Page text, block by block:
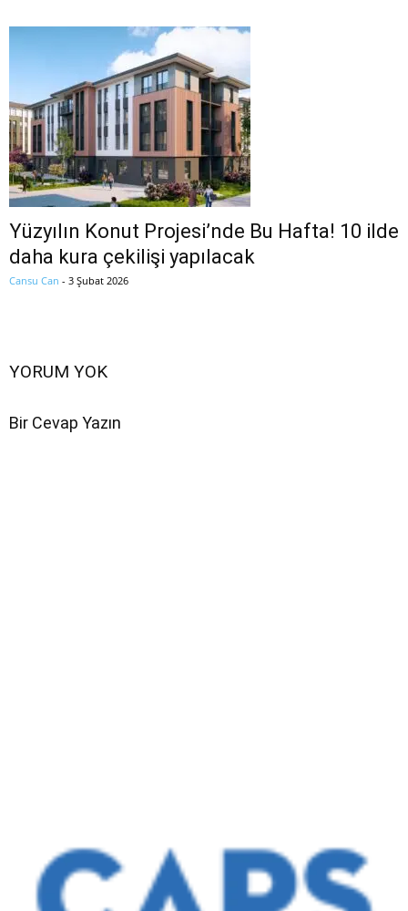
Yüzyılın Konut Projesi’nde Bu Hafta! 10 ilde
daha kura çekilişi yapılacak
Cansu Can - 3 Şubat 2026
YORUM YOK
Bir Cevap Yazın